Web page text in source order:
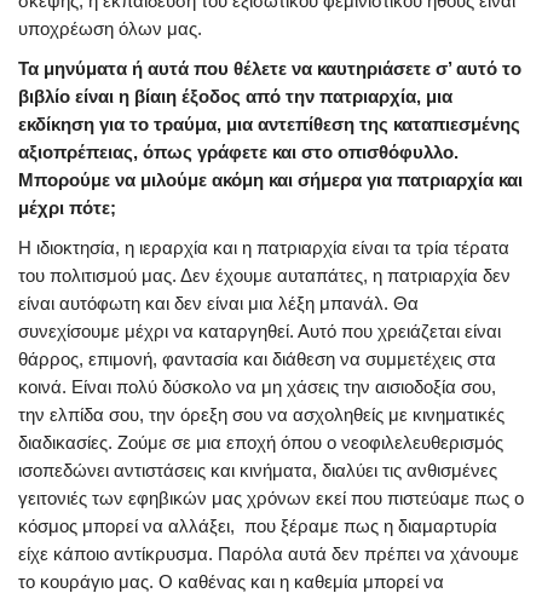
υποχρέωση όλων μας.
Τα μηνύματα ή αυτά που θέλετε να καυτηριάσετε σ’ αυτό το
βιβλίο είναι η βίαιη έξοδος από την πατριαρχία, μια
εκδίκηση για το τραύμα, μια αντεπίθεση της καταπιεσμένης
αξιοπρέπειας, όπως γράφετε και στο οπισθόφυλλο.
Μπορούμε να μιλούμε ακόμη και σήμερα για πατριαρχία και
μέχρι πότε;
Η ιδιοκτησία, η ιεραρχία και η πατριαρχία είναι τα τρία τέρατα
του πολιτισμού μας. Δεν έχουμε αυταπάτες, η πατριαρχία δεν
είναι αυτόφωτη και δεν είναι μια λέξη μπανάλ. Θα
συνεχίσουμε μέχρι να καταργηθεί. Αυτό που χρειάζεται είναι
θάρρος, επιμονή, φαντασία και διάθεση να συμμετέχεις στα
κοινά. Είναι πολύ δύσκολο να μη χάσεις την αισιοδοξία σου,
την ελπίδα σου, την όρεξη σου να ασχοληθείς με κινηματικές
διαδικασίες. Ζούμε σε μια εποχή όπου ο νεοφιλελευθερισμός
ισοπεδώνει αντιστάσεις και κινήματα, διαλύει τις ανθισμένες
γειτονιές των εφηβικών μας χρόνων εκεί που πιστεύαμε πως ο
κόσμος μπορεί να αλλάξει, που ξέραμε πως η διαμαρτυρία
είχε κάποιο αντίκρυσμα. Παρόλα αυτά δεν πρέπει να χάνουμε
το κουράγιο μας. Ο καθένας και η καθεμία μπορεί να